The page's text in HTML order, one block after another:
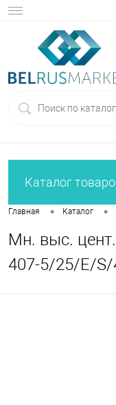
Каталог
Главная • Каталог •
Мн. выс.
407-5/25/E/S/